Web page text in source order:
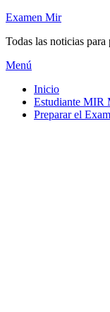
Saltar
contenido
Examen Mir
Todas las noticias
Menú
Inicio
Estudiante MIR
Preparar el